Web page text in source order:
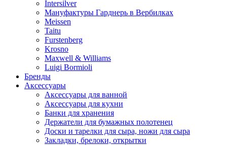
Intersilver
Мануфактуры Гарднерь в Вербилках
Meissen
Taitu
Furstenberg
Krosno
Maxwell & Williams
Luigi Bormioli
Бренды
Аксессуары
Аксессуары для ванной
Аксессуары для кухни
Банки для хранения
Держатели для бумажных полотенец
Доски и тарелки для сыра, ножи для сыра
Закладки, брелоки, открытки